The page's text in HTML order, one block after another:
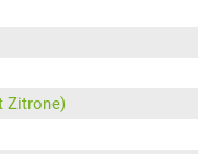
Zitrone)